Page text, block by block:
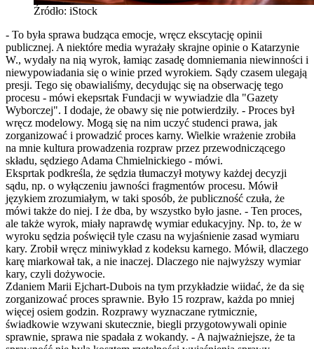
Źródło: iStock
- To była sprawa budząca emocje, wręcz ekscytację opinii
publicznej. A niektóre media wyrażały skrajne opinie o Katarzynie
W., wydały na nią wyrok, łamiąc zasadę domniemania niewinności i
niewypowiadania się o winie przed wyrokiem. Sądy czasem ulegają
presji. Tego się obawialiśmy, decydując się na obserwację tego
procesu - mówi ekepsrtak Fundacji w wywiadzie dla "Gazety
Wyborczej". I dodaje, że obawy się nie potwierdziły. - Proces był
wręcz modelowy. Mogą się na nim uczyć studenci prawa, jak
zorganizować i prowadzić proces karny. Wielkie wrażenie zrobiła
na mnie kultura prowadzenia rozpraw przez przewodniczącego
składu, sędziego Adama Chmielnickiego - mówi.
Eksprtak podkreśla, że sędzia tłumaczył motywy każdej decyzji
sądu, np. o wyłączeniu jawności fragmentów procesu. Mówił
językiem zrozumiałym, w taki sposób, że publiczność czuła, że
mówi także do niej. I że dba, by wszystko było jasne. - Ten proces,
ale także wyrok, miały naprawdę wymiar edukacyjny. Np. to, że w
wyroku sędzia poświęcił tyle czasu na wyjaśnienie zasad wymiaru
kary. Zrobił wręcz miniwykład z kodeksu karnego. Mówił, dlaczego
karę miarkował tak, a nie inaczej. Dlaczego nie najwyższy wymiar
kary, czyli dożywocie.
Zdaniem Marii Ejchart-Dubois na tym przykładzie wiidać, że da się
zorganizować proces sprawnie. Było 15 rozpraw, każda po mniej
więcej osiem godzin. Rozprawy wyznaczane rytmicznie,
świadkowie wzywani skutecznie, biegli przygotowywali opinie
sprawnie, sprawa nie spadała z wokandy. - A najważniejsze, że ta